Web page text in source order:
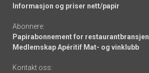
Informasjon og priser nett/papir
Abonnere:
Papirabonnement for restaurantbransjen
Medlemskap Apéritif Mat- og vinklubb
Kontakt oss: